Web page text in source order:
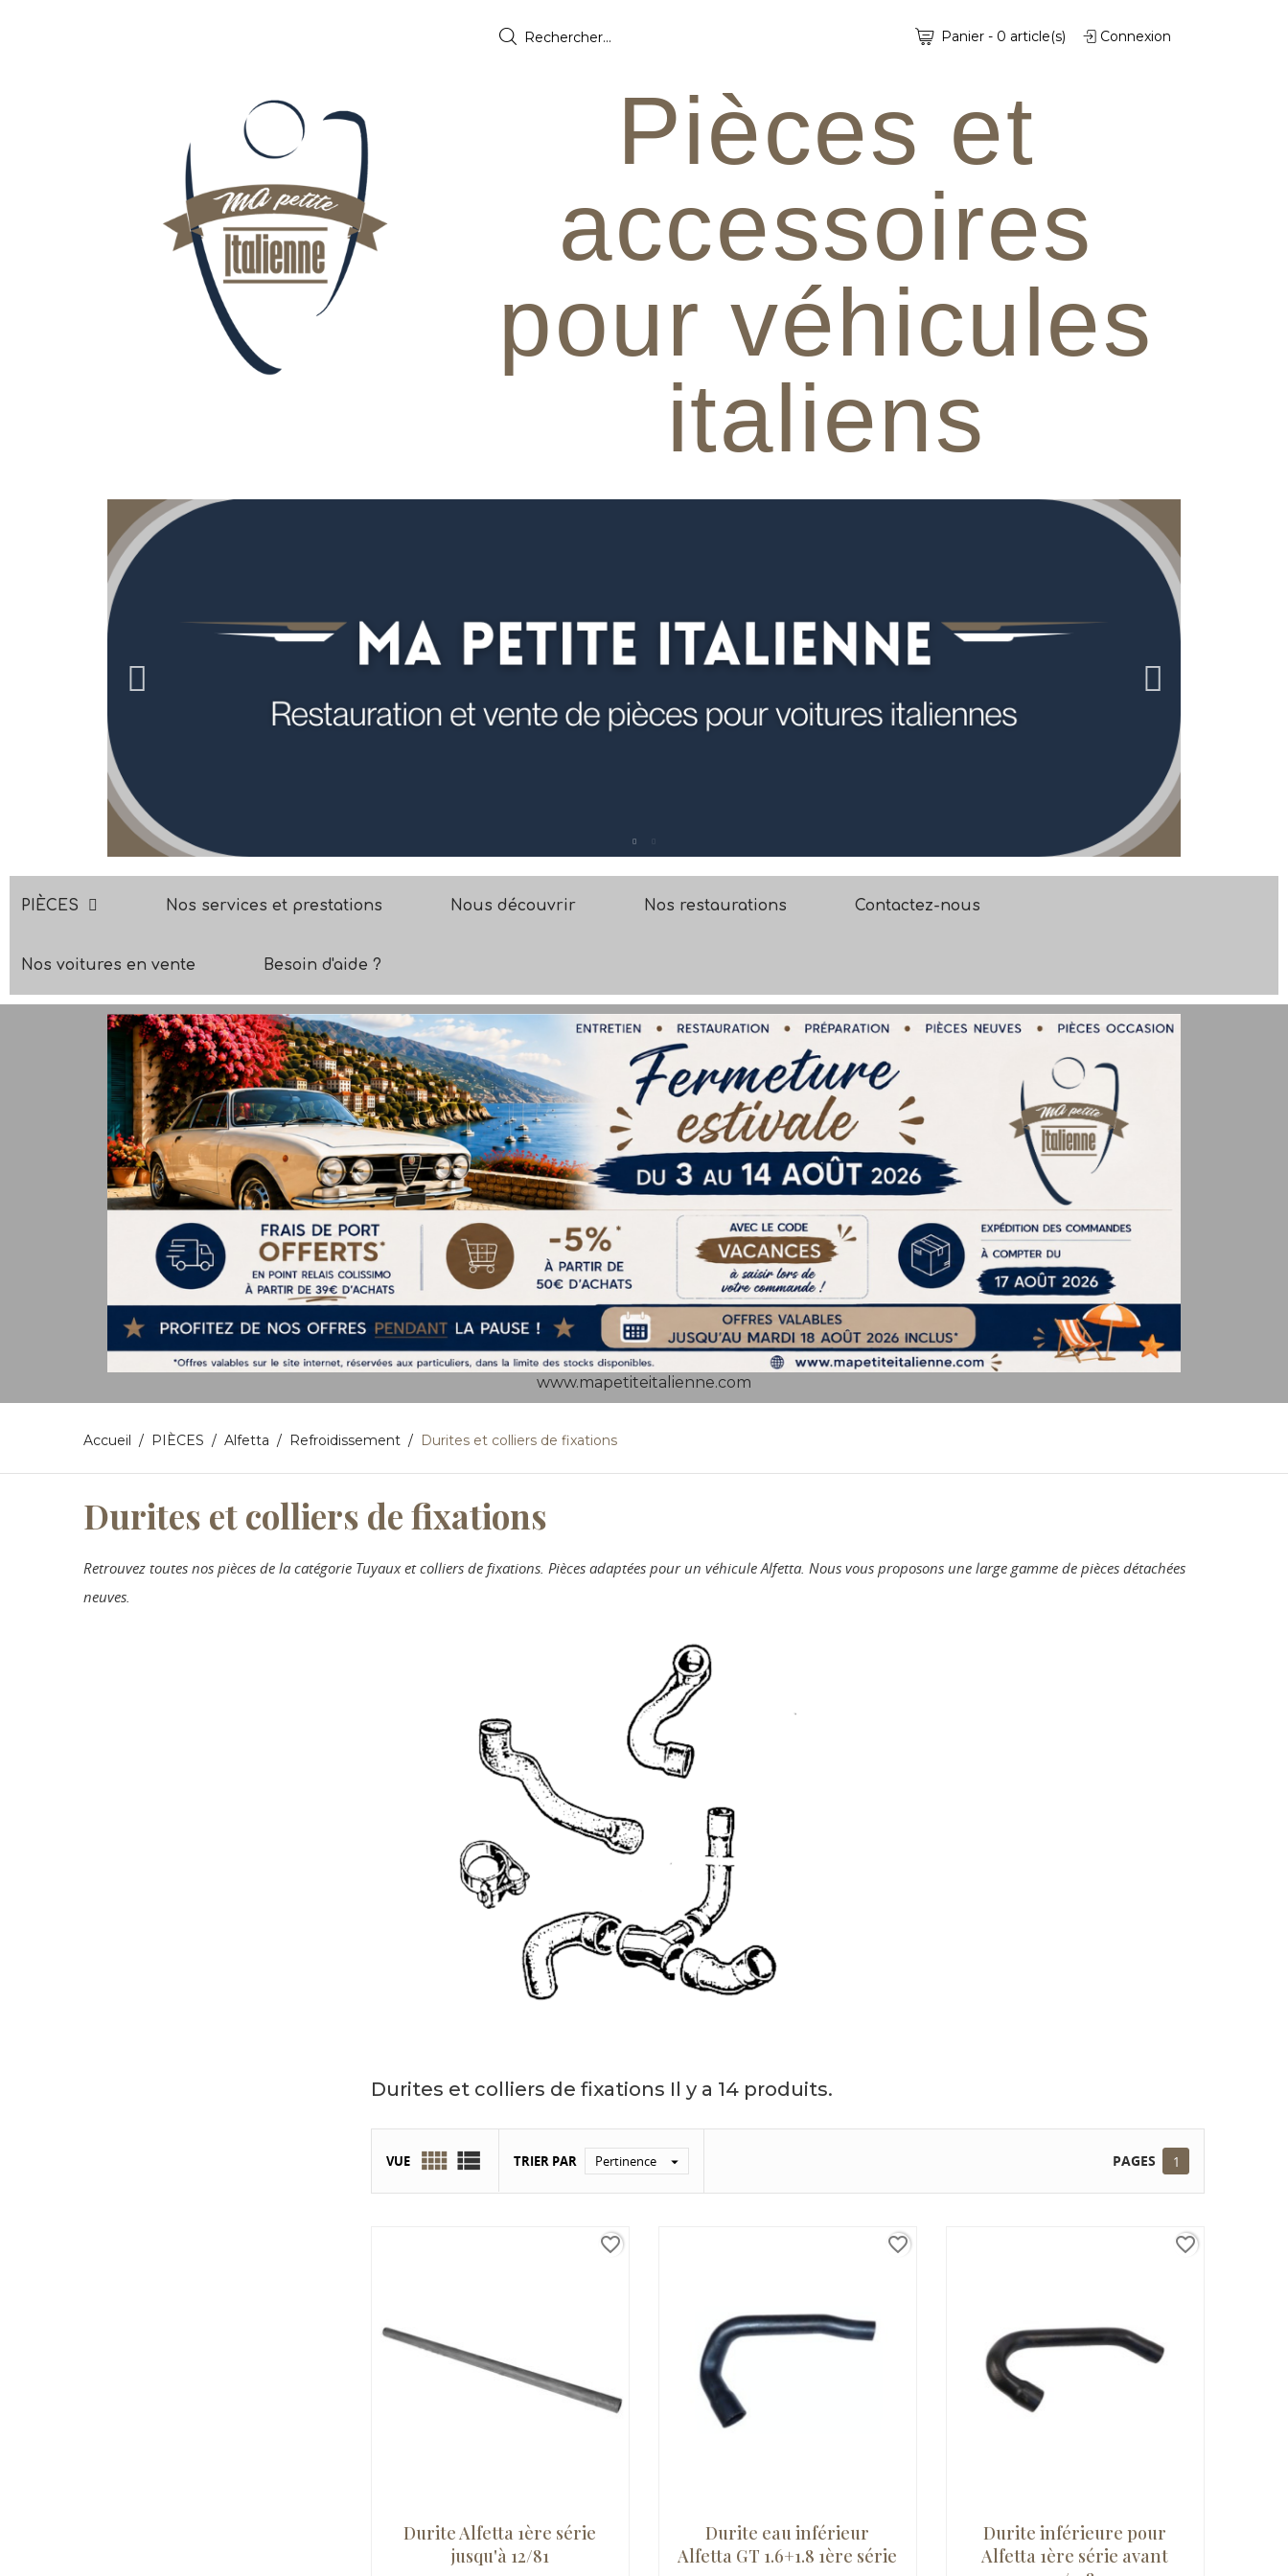
Panier - 0 article(s) Connexion
Pièces et
accessoires
pour véhicules
italiens
PIÈCES Nos services et prestations Nous découvrir Nos restaurations Contactez-nous
Nos voitures en vente Besoin d'aide ?
www.mapetiteitalienne.com
Accueil PIÈCES Alfetta Refroidissement Durites et colliers de fixations
Durites et colliers de fixations
Retrouvez toutes nos pièces de la catégorie Tuyaux et colliers de fixations. Pièces adaptées pour un véhicule Alfetta. Nous vous proposons une large gamme de pièces détachées
neuves.
Durites et colliers de fixations Il y a 14 produits.
VUE   TRIER PAR Pertinence  PAGES 1
Durite Alfetta 1ère série
jusqu'à 12/81
favorite_border
Durite eau inférieur
Alfetta GT 1.6+1.8 1ère série
favorite_border
Durite inférieure pour
Alfetta 1ère série avant
favorite_border